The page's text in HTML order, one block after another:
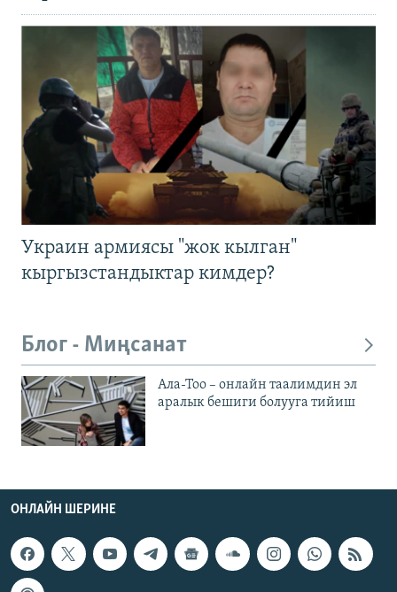
Украин армиясы "жок кылган"
кыргызстандыктар кимдер?
Блог - Миңсанат
Ала-Тоо – онлайн таалимдин эл
аралык бешиги болууга тийиш
ОНЛАЙН ШЕРИНЕ